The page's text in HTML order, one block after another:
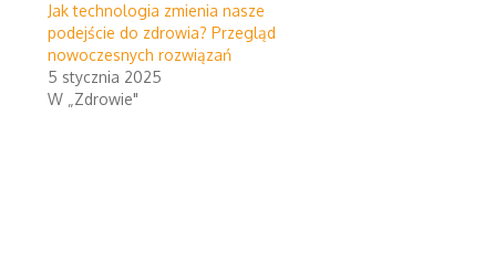
Jak technologia zmienia nasze
podejście do zdrowia? Przegląd
nowoczesnych rozwiązań
5 stycznia 2025
W „Zdrowie"